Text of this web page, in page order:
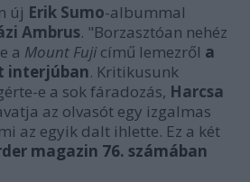
új Erik Sumo-albummal
Ambrus. "Borzasztóan nehéz
a Mount Fuji című lemezről a
interjúban. Kritikusunk
e a sok fáradozás, Harcsa
az olvasót egy izgalmas
az egyik dalt ihlette. Ez a két
magazin 76. számában